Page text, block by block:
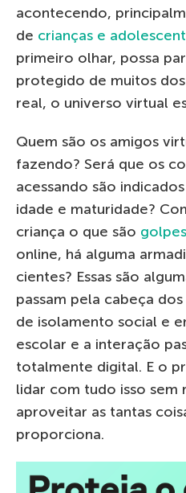
acontecendo,
de crianças e
primeiro olhar, possa
protegido de muitos
real, o universo virtual
Quem são os amigos
fazendo? Será que os
acessando são
idade e maturidade?
criança o que são
online, há alguma
cientes? Essas são
passam pela cabeça
de isolamento social e
escolar e a interação
totalmente digital. E o
lidar com tudo isso sem
aproveitar as tantas
proporciona.